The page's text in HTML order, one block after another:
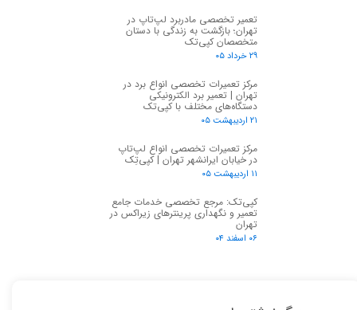
تعمیر تخصصی مادربرد لپ‌تاپ در
تهران؛ بازگشت به زندگی با دستان
متخصصان کپی‌تک
۲۹ خرداد ۰۵
مرکز تعمیرات تخصصی انواع برد در
تهران | تعمیر برد الکترونیکی
دستگاه‌های مختلف با کپی‌تک
۲۱ اردیبهشت ۰۵
مرکز تعمیرات تخصصی انواع لپ‌تاپ
در خیابان ایرانشهر تهران | کپی‌تِک
۱۱ اردیبهشت ۰۵
کپی‌تک: مرجع تخصصی خدمات جامع
تعمیر و نگهداری پرینترهای زیراکس در
تهران
۰۶ اسفند ۰۴